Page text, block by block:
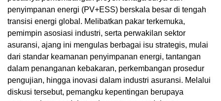
penyimpanan energi (PV+ESS) berskala besar di tengah
transisi energi global. Melibatkan pakar terkemuka,
pemimpin asosiasi industri, serta perwakilan sektor
asuransi, ajang ini mengulas berbagai isu strategis, mulai
dari standar keamanan penyimpanan energi, tantangan
dalam penanganan kebakaran, perkembangan prosedur
pengujian, hingga inovasi dalam industri asuransi. Melalui
diskusi tersebut, pemangku kepentingan berupaya